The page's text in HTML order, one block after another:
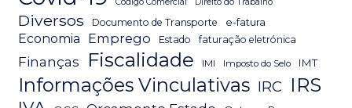
Diversos Documento de Transporte e-fatura
Economia Emprego Estado faturação eletrónica
Finanças Fiscalidade IMI Imposto do Selo IMT
Informações Vinculativas IRC IRS